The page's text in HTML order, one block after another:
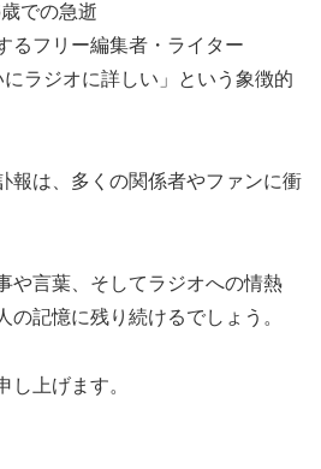
での急逝
るフリー編集者・ライター
にラジオに詳しい」という象徴的
報は、多くの関係者やファンに衝
や言葉、そしてラジオへの情熱
の記憶に残り続けるでしょう。
し上げます。